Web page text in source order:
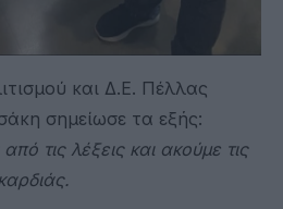
και Δ.Ε. Πέλλας
σημείωσε τα εξής:
τις λέξεις και ακούμε τις